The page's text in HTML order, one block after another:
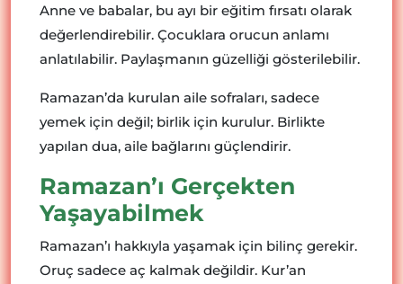
Anne ve babalar, bu ayı bir eğitim fırsatı olarak
değerlendirebilir. Çocuklara orucun anlamı
anlatılabilir. Paylaşmanın güzelliği gösterilebilir.
Ramazan’da kurulan aile sofraları, sadece
yemek için değil; birlik için kurulur. Birlikte
yapılan dua, aile bağlarını güçlendirir.
Ramazan’ı Gerçekten
Yaşayabilmek
Ramazan’ı hakkıyla yaşamak için bilinç gerekir.
Oruç sadece aç kalmak değildir. Kur’an